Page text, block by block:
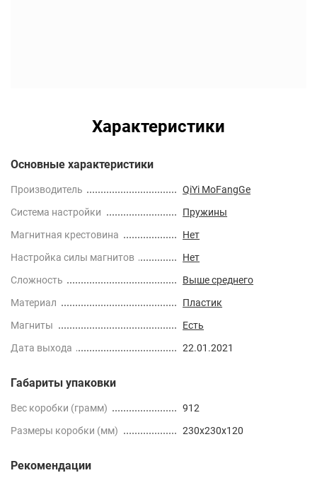
Характеристики
Основные характеристики
Производитель
QiYi MoFangGe
Cистема настройки
Пружины
Магнитная крестовина
Нет
Настройка силы магнитов
Нет
Сложность
Выше среднего
Материал
Пластик
Магниты
Есть
Дата выхода
22.01.2021
Габариты упаковки
Вес коробки (грамм)
912
Размеры коробки (мм)
230x230x120
Рекомендации